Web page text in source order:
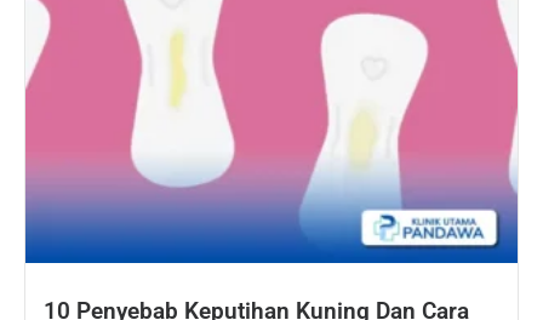
10 Penyebab Keputihan Kuning Dan Cara